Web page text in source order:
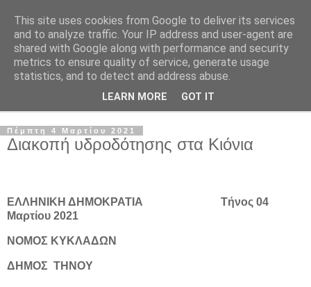
Πέμπτη 4 Μαρτίου 2021
Διακοπή υδροδότησης στα Κιόνια
ΕΛΛΗΝΙΚΗ ΔΗΜΟΚΡΑΤΙΑ Τήνος 04
Μαρτίου 2021
ΝΟΜΟΣ ΚΥΚΛΑΔΩΝ
ΔΗΜΟΣ ΤΗΝΟΥ
This site uses cookies from Google to deliver its services
and to analyze traffic. Your IP address and user-agent are
shared with Google along with performance and security
metrics to ensure quality of service, generate usage
statistics, and to detect and address abuse.
LEARN MORE GOT IT